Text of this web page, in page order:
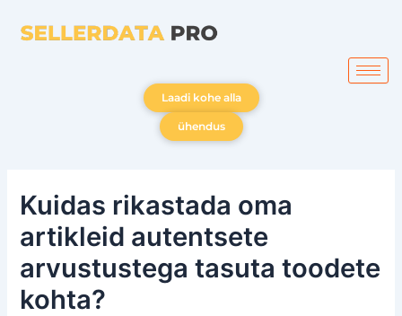
Laadi kohe alla
ühendus
Kuidas rikastada oma
artikleid autentsete
arvustustega tasuta toodete
kohta?